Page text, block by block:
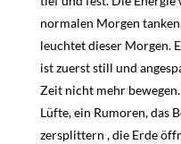
normalen Morgen
leuchtet dieser Morgen.
ist zuerst still und
Zeit nicht mehr
Lüfte, ein Rumoren, das
zersplittern , die Erde